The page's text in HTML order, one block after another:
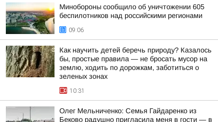
Минобороны сообщило об уничтожении 605
беспилотников над российскими регионами
09:06
Как научить детей беречь природу? Казалось
бы, простые правила — не бросать мусор на
землю, ходить по дорожкам, заботиться о
зеленых зонах
10:31
Олег Мельниченко: Семья Гайдаренко из
Беково радушно пригласила меня в гости — в